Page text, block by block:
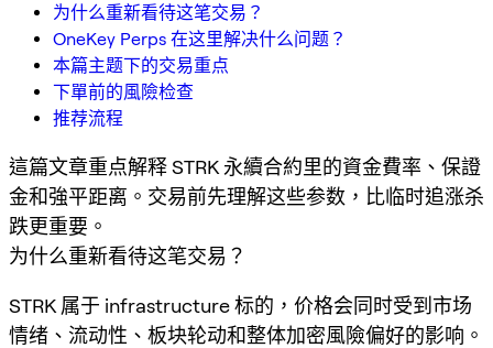
为什么重新看待这笔交易？
OneKey Perps 在这里解决什么问题？
本篇主题下的交易重点
下單前的風險检查
推荐流程
這篇文章重点解释 STRK 永續合約里的資金費率、保證
金和強平距离。交易前先理解这些参数，比临时追涨杀
跌更重要。
为什么重新看待这笔交易？
STRK 属于 infrastructure 标的，价格会同时受到市场
情绪、流动性、板块轮动和整体加密風險偏好的影响。